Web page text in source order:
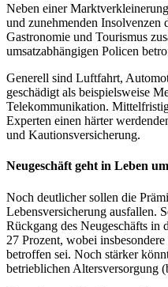
Neben einer
und zunehmenden
Gastronomie und Tourismus
umsatzabhängigen Policen
Generell sind Luftfahrt,
geschädigt als beispielsweise
Telekommunikation.
Experten einen härter
und Kautionsversicherung.
Neugeschäft geht in Leben
Noch deutlicher sollen die
Lebensversicherung ausfallen.
Rückgang des Neugeschäfts in
27 Prozent, wobei
betroffen sei. Noch stärker
betrieblichen Altersversorgung